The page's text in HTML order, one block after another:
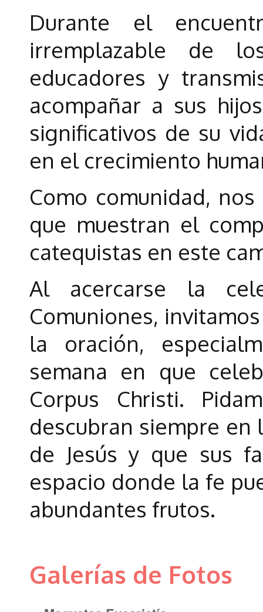
Durante el
irremplazable de
educadores y
acompañar a sus
significativos de su
en el crecimiento
Como comunidad,
que muestran el
catequistas en este
Al acercarse la
Comuniones,
la oración,
semana en que
Corpus Christi.
descubran siempre en
de Jesús y que sus
espacio donde la fe
abundantes frutos.
Galerías de Fotos